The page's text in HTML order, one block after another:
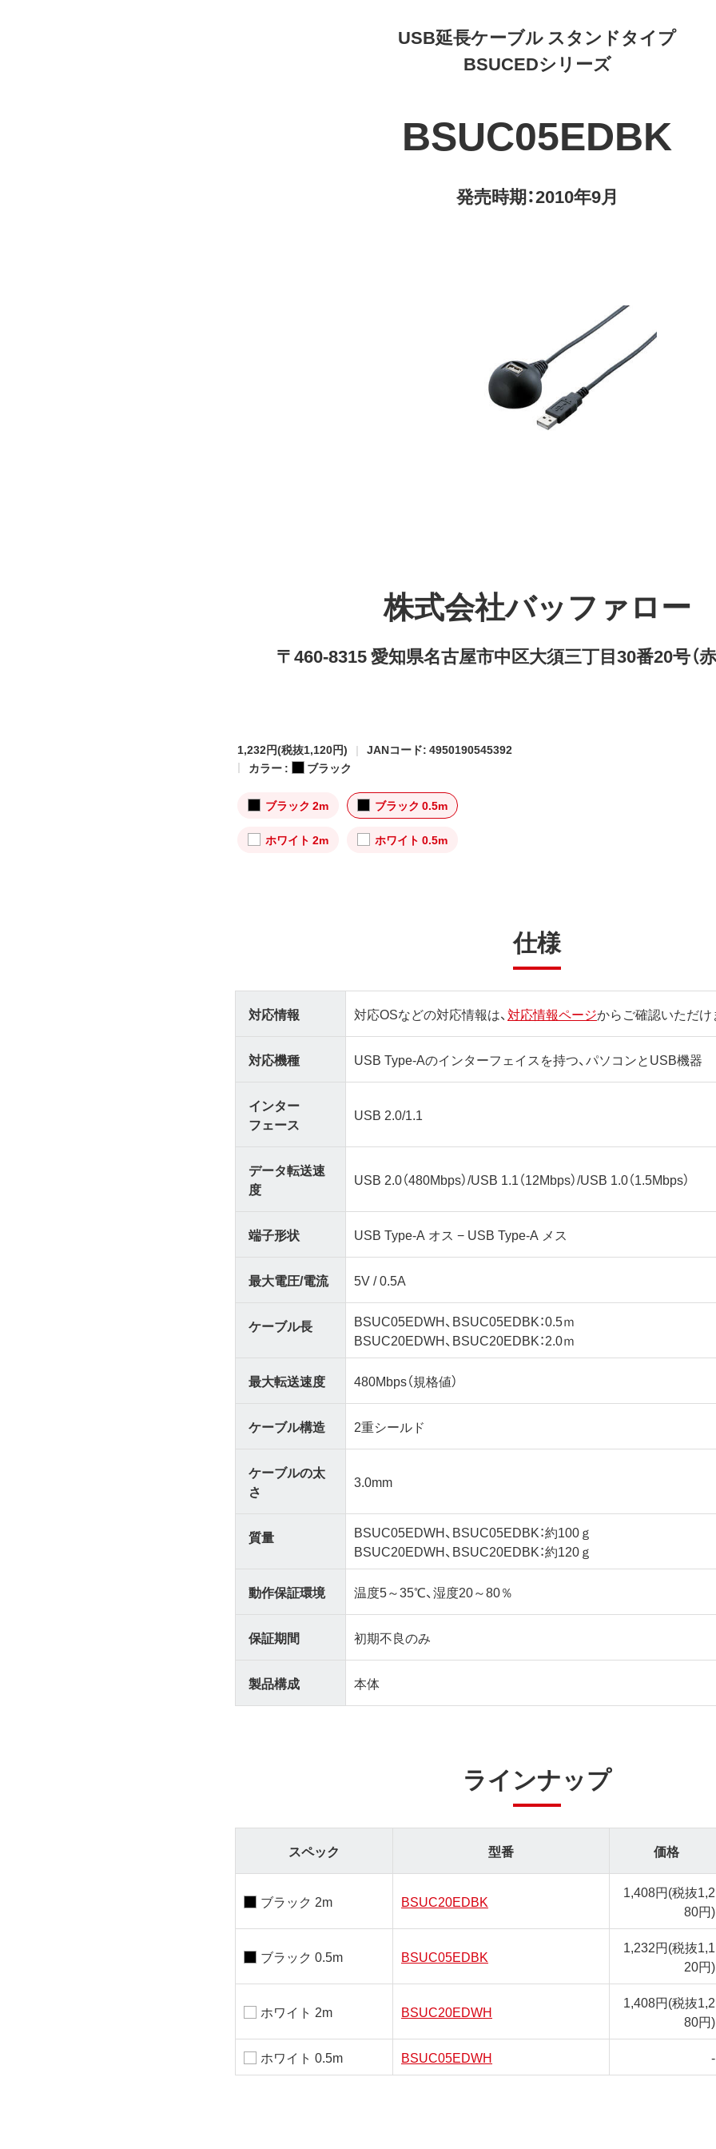
USB延長ケーブル スタンドタイプ
BSUCEDシリーズ
BSUC05EDBK
発売時期：2010年9月
株式会社バッファロー
〒460-8315 愛知県名古屋市中区大須三丁目30番20号（
1,232円(税抜1,120円)
JANコード: 4950190545392
カラー :
ブラック
ブラック 2m ブラック 0.5m
ホワイト 2m ホワイト 0.5m
仕様
対応情報 対応OSなどの対応情報は、対応情報ページからご確認いただけ
対応機種 USB Type-Aのインターフェイスを持つ、パソコンとUSB機器
インター
フェース
USB 2.0/1.1
データ転送速
度
USB 2.0（480Mbps）/USB 1.1（12Mbps）/USB 1.0（1.5Mbps）
端子形状 USB Type-A オス − USB Type-A メス
最大電圧/電流 5V / 0.5A
ケーブル長
BSUC05EDWH、BSUC05EDBK：0.5ｍ
BSUC20EDWH、BSUC20EDBK：2.0ｍ
最大転送速度 480Mbps（規格値）
ケーブル構造 2重シールド
ケーブルの太
さ
3.0mm
質量
BSUC05EDWH、BSUC05EDBK：約100ｇ
BSUC20EDWH、BSUC20EDBK：約120ｇ
動作保証環境 温度5～35℃、湿度20～80％
保証期間 初期不良のみ
製品構成 本体
ラインナップ
スペック 型番 価格
ブラック 2m BSUC20EDBK 1,408円(税抜1,2
80円)
ブラック 0.5m BSUC05EDBK 1,232円(税抜1,1
20円)
ホワイト 2m BSUC20EDWH 1,408円(税抜1,2
80円)
ホワイト 0.5m
BSUC05EDWH -